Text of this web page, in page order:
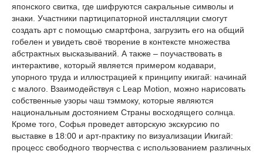
японского свитка, где шифруются сакральные символы и
знаки. Участники партиципаторной инсталляции смогут
создать арт с помощью смартфона, загрузить его на общий
гобелен и увидеть своё творение в контексте множества
абстрактных высказываний. А также – поучаствовать в
интерактиве, который является примером кодавари,
упорного труда и иллюстрацией к принципу икигай: начинай
с малого. Взаимодействуя с Leap Motion, можно нарисовать
собственные узоры чаш тэммоку, которые являются
национальным достоянием Страны восходящего солнца.
Кроме того, Софья проведет авторскую экскурсию по
выставке в 18:00 и арт-практику по визуализации Икигай:
процесс свободного творчества с использованием различных